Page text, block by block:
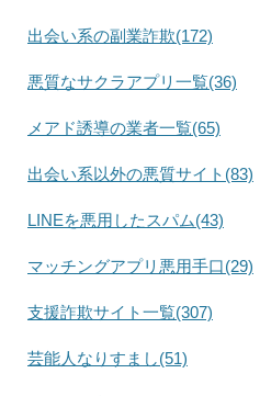
出会い系の副業詐欺(172)
悪質なサクラアプリ一覧(36)
メアド誘導の業者一覧(65)
出会い系以外の悪質サイト(83)
LINEを悪用したスパム(43)
マッチングアプリ悪用手口(29)
支援詐欺サイト一覧(307)
芸能人なりすまし(51)